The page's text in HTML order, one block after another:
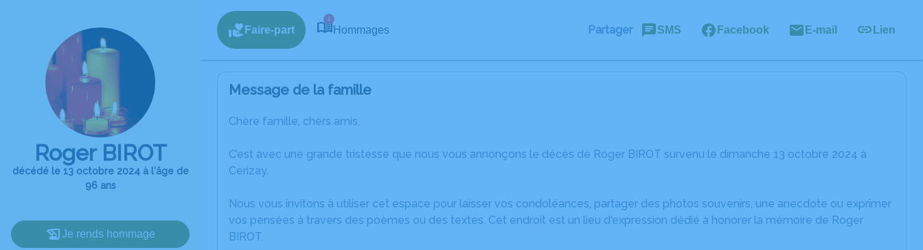
Roger BIROT
décédé le 13 octobre 2024 à l'âge de
96 ans
Je rends hommage
Faire-part
1
Hommages Partager SMS Facebook E-mail Lien
Message de la famille
Chère famille, chers amis,
C’est avec une grande tristesse que nous vous annonçons le décès de Roger BIROT survenu le dimanche 13 octobre 2024 à
Cerizay.
Nous vous invitons à utiliser cet espace pour laisser vos condoléances, partager des photos souvenirs, une anecdote ou exprimer
vos pensées à travers des poèmes ou des textes. Cet endroit est un lieu d'expression dédié à honorer la mémoire de Roger
BIROT.